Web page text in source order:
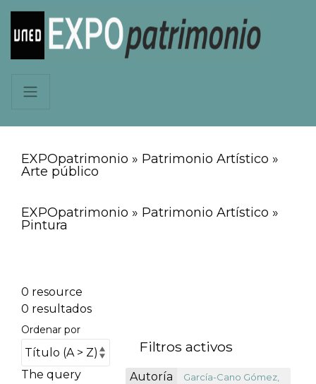
EXPOpatrimonio » Patrimonio Artístico »
Arte público
EXPOpatrimonio » Patrimonio Artístico »
Pintura
0 resource
0 resultados
Ordenar por
The query
Filtros activos
Autoría
García-Cano Gómez,